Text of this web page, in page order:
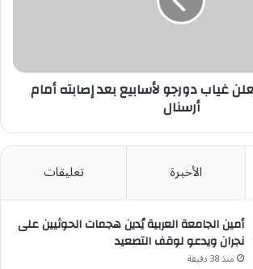
غياب دورجو لأسابيع بعد إصابته أمام
أرسنال
الأخيرة تعليقات
أمين الجامعة العربية يُدين هجمات الحوثيين على
نجران ويدعو لوقف التصعيد
منذ 38 دقيقة